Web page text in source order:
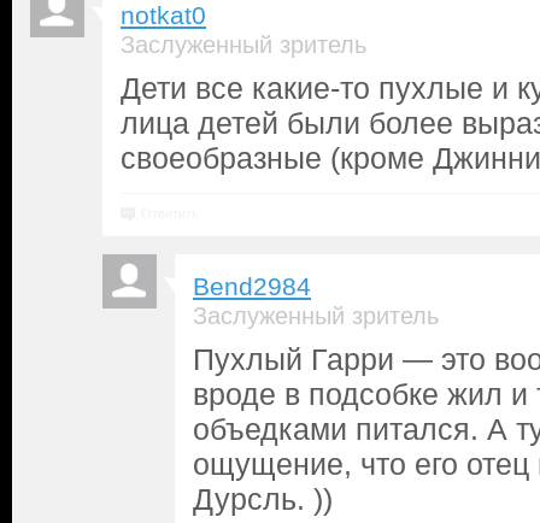
notkat0
Заслуженный зритель
Дети все какие-то пухлые и
лица детей были более
своеобразные (кроме
Bend2984
Заслуженный зритель
Пухлый Гарри — это
вроде в подсобке жил и
объедками питался. А
ощущение, что его
Дурсль. ))